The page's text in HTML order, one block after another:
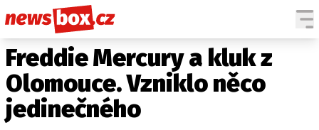
DOMÁCÍ
ZAHRANIČÍ
POČASÍ
KRIMI
ČESKÉ CELEBRITY
SVĚTOVÉ CELEBRITY
Freddie Mercury a kluk z
Olomouce. Vzniklo něco
jedinečného